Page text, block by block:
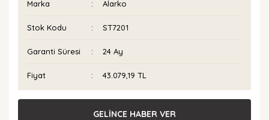
Marka Alarko
Stok Kodu ST7201
Garanti Süresi 24 Ay
Fiyat 43.079,19 TL
GELİNCE HABER VER